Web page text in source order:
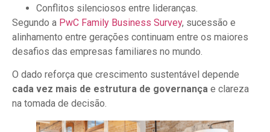
Conflitos silenciosos entre lideranças.
Segundo a PwC Family Business Survey, sucessão e
alinhamento entre gerações continuam entre os maiores
desafios das empresas familiares no mundo.
O dado reforça que crescimento sustentável depende
cada vez mais de estrutura de governança e clareza
na tomada de decisão.